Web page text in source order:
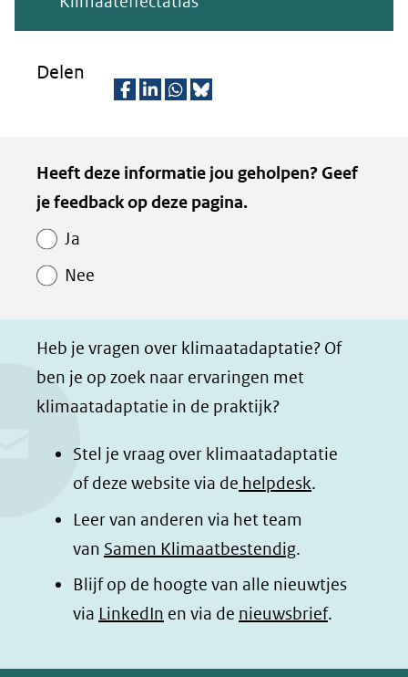
Delen
l
e
a
b
o
o
(opent
in
nieuw
venster)
naar
l
e
i
d
I
(opent
in
nieuw
venster)
naar
l
e
h
t
a
p
(opent
in
nieuw
venster)
naar
z
e
n
d
l
e
o
p
B
l
e
Kopie
van
Paginawaardering
Heeft deze informatie jou geholpen? Geef
je feedback op deze pagina.
Ja
Nee
Heb je vragen over klimaatadaptatie? Of
ben je op zoek naar ervaringen met
klimaatadaptatie in de praktijk?
Stel je vraag over klimaatadaptatie
of deze website via de helpdesk.
Leer van anderen via het team
van Samen Klimaatbestendig.
Blijf op de hoogte van alle nieuwtjes
via LinkedIn (opent
nieuw
en via de nieuwsbrief.